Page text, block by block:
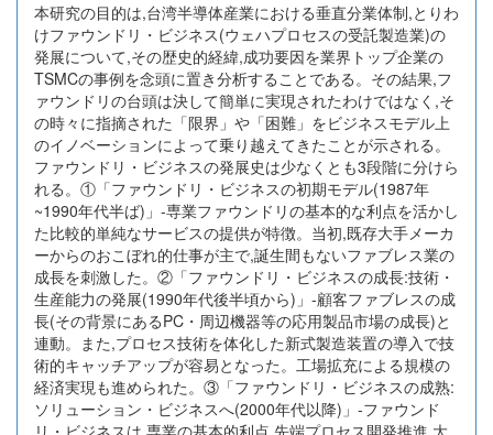
本研究の目的は,台湾半導体産業における垂直分業体制,とりわ
けファウンドリ・ビジネス(ウェハプロセスの受託製造業)の
発展について,その歴史的経緯,成功要因を業界トップ企業の
TSMCの事例を念頭に置き分析することである。その結果,フ
ァウンドリの台頭は決して簡単に実現されたわけではなく,そ
の時々に指摘された「限界」や「困難」をビジネスモデル上
のイノベーションによって乗り越えてきたことが示される。
ファウンドリ・ビジネスの発展史は少なくとも3段階に分けら
れる。①「ファウンドリ・ビジネスの初期モデル(1987年
~1990年代半ば)」-専業ファウンドリの基本的な利点を活かし
た比較的単純なサービスの提供が特徴。当初,既存大手メーカ
ーからのおこぼれ的仕事が主で,誕生間もないファブレス業の
成長を刺激した。②「ファウンドリ・ビジネスの成長:技術・
生産能力の発展(1990年代後半頃から)」-顧客ファブレスの成
長(その背景にあるPC・周辺機器等の応用製品市場の成長)と
連動。また,プロセス技術を体化した新式製造装置の導入で技
術的キャッチアップが容易となった。工場拡充による規模の
経済実現も進められた。③「ファウンドリ・ビジネスの成熟:
ソリューション・ビジネスへ(2000年代以降)」-ファウンド
リ・ビジネスは,専業の基本的利点,先端プロセス開発推進,大